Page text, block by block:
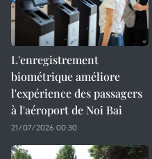
L'enregistrement
biométrique améliore
l'expérience des passagers
à l'aéroport de Noi Bai
21/07/2026 00:30